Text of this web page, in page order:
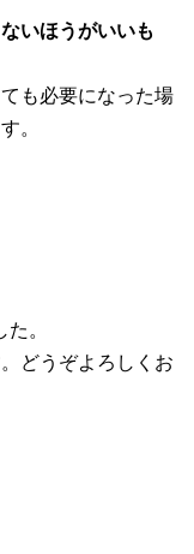
いほうがいいも
も必要になった場
。
。
どうぞよろしくお